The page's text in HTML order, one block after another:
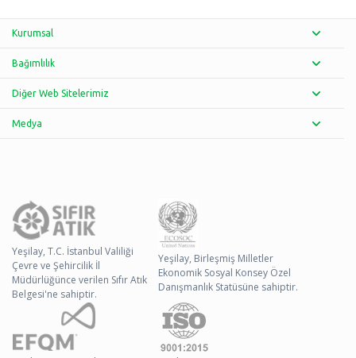
Kurumsal
Bağımlılık
Diğer Web Sitelerimiz
Medya
Yeşilay, T.C. İstanbul Valiliği
Çevre ve Şehircilik İl
Müdürlüğünce verilen Sıfır Atık
Belgesi'ne sahiptir.
Yeşilay, Birleşmiş Milletler
Ekonomik Sosyal Konsey Özel
Danışmanlık Statüsüne sahiptir.